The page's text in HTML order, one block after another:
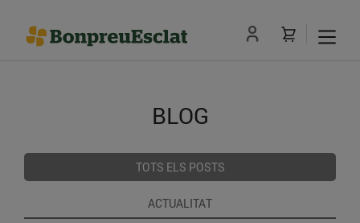
BLOG
TOTS ELS POSTS
ACTUALITAT